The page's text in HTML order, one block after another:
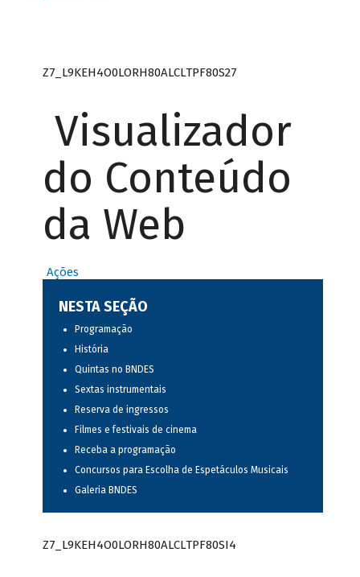
Z7_L9KEH4O0LORH80ALCLTPF80S27
Visualizador
do Conteúdo
da Web
Ações
NESTA SEÇÃO
Programação
História
Quintas no BNDES
Sextas instrumentais
Reserva de ingressos
Filmes e festivais de cinema
Receba a programação
Concursos para Escolha de Espetáculos Musicais
Galeria BNDES
Z7_L9KEH4O0LORH80ALCLTPF80SI4